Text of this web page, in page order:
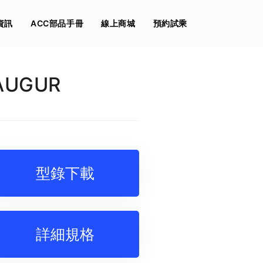
訊 ACC部品手冊 線上商城 預約試乘
型錄下載
詳細規格